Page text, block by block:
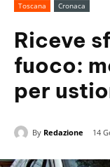
Toscana Cronaca
Riceve
fuoco:
per
By Redazione 14